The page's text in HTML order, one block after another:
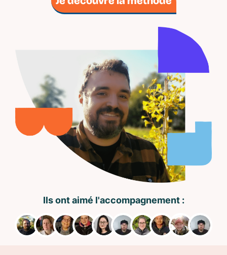
Ils ont aimé l'accompagnement :